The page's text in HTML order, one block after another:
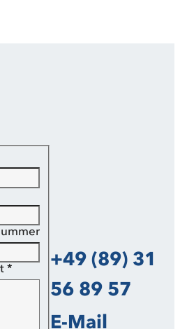
*
+49 (89) 31
56 89 57
E-Mail